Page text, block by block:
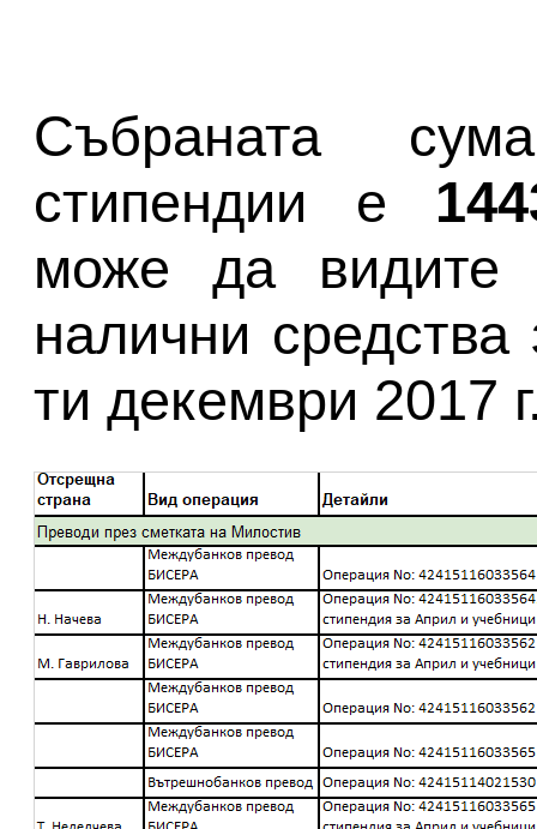
Събраната
стипендии е
може да видите
налични
ти декември 2017